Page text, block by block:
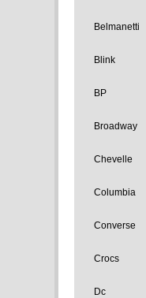
Belmanetti
Blink
BP
Broadway
Chevelle
Columbia
Converse
Crocs
Dc